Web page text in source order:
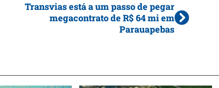
Transvias está a um passo de pegar
megacontrato de R$ 64 mi em
Parauapebas